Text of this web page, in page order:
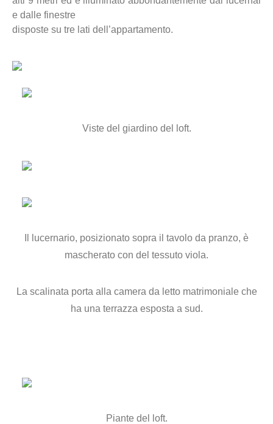
e dalle finestre
disposte su tre lati dell’appartamento.
Viste del giardino del loft.
Il lucernario, posizionato sopra il tavolo da pranzo, è
mascherato con del tessuto viola.
La scalinata porta alla camera da letto matrimoniale che
ha una terrazza esposta a sud.
Piante del loft.